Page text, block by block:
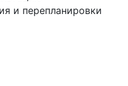
и перепланировки